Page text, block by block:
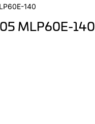
140
MLP60E-140